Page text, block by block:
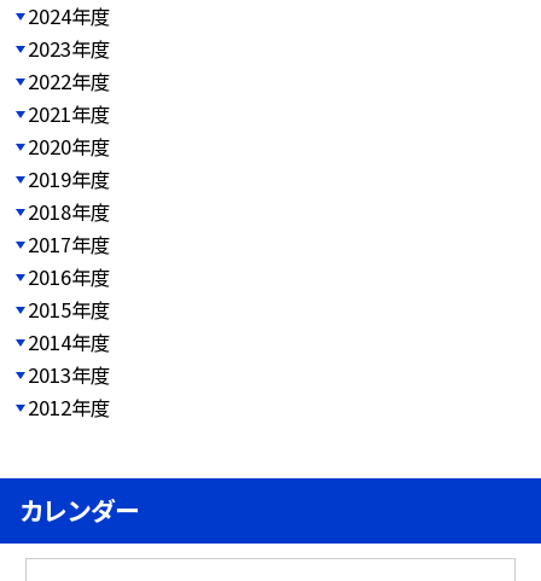
2024年度
2023年度
2022年度
2021年度
2020年度
2019年度
2018年度
2017年度
2016年度
2015年度
2014年度
2013年度
2012年度
カレンダー